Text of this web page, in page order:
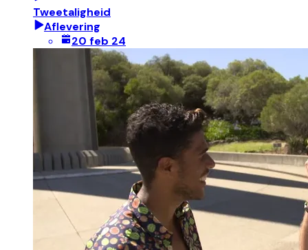
Tweetaligheid
Aflevering
20 feb 24